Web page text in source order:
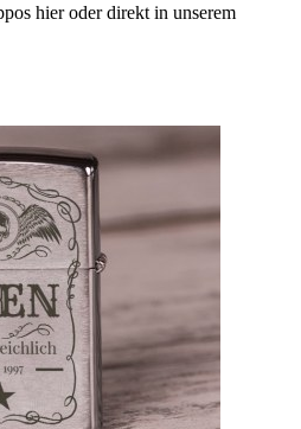
hier oder direkt in unserem